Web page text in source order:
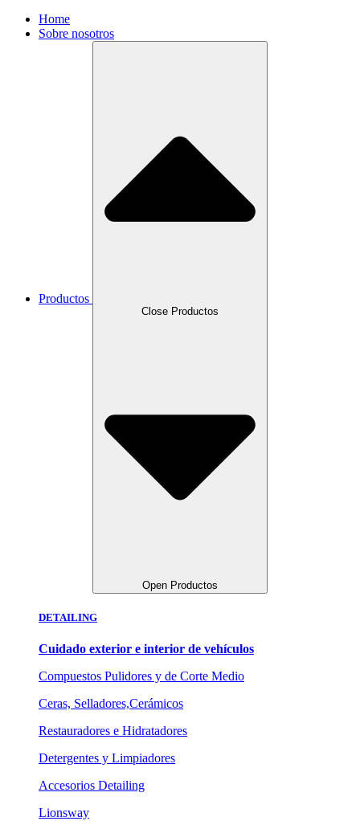
Home
Sobre nosotros
Productos
Close Productos
Open Productos
DETAILING
Cuidado exterior e interior de vehículos
Compuestos Pulidores y de Corte Medio
Ceras, Selladores,Cerámicos
Restauradores e Hidratadores
Detergentes y Limpiadores
Accesorios Detailing
Lionsway